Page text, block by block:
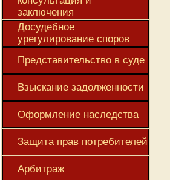
заключения
Досудебное
урегулирование споров
Представительство в суде
Взыскание задолженности
Оформление наследства
Защита прав потребителей
Арбитраж